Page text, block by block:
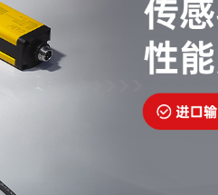
塑料机械行业
建筑机械行业
电商平台
视频中心